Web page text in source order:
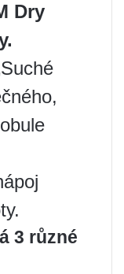
Dry
3 různé